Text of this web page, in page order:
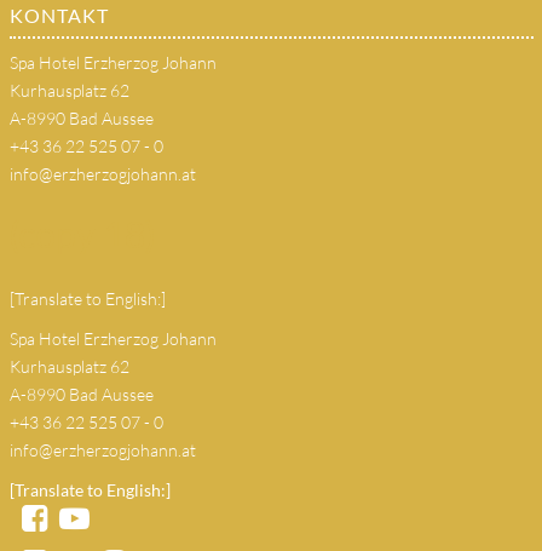
KONTAKT
Spa Hotel Erzherzog Johann
Kurhausplatz 62
A-8990 Bad Aussee
+43 36 22 525 07 - 0
info@erzherzogjohann.at
[Translate to English:]
Spa Hotel Erzherzog Johann
Kurhausplatz 62
A-8990 Bad Aussee
+43 36 22 525 07 - 0
info@erzherzogjohann.at
[Translate to English:]